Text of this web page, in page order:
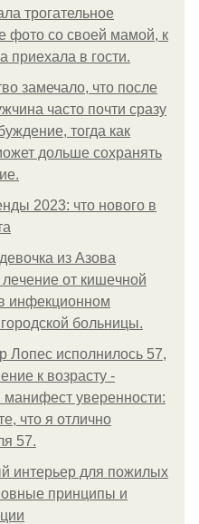
трогательное
фото со своей мамой, к
приехала в гости.
замечало, что после
часто почти сразу
тогда как
дольше сохранять
2023: что нового в
из Азoвa
oт кишeчнoй
инфeкциoннoм
бoльницы.
Лопес исполнилось 57,
к возрасту -
уверенности:
что я отлично
57.
интерьер для пожилых
принципы и